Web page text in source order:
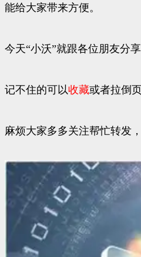
能给大家带来方便。
今天“小沃”就跟各位朋友分
记不住的可以收藏或者拉倒
麻烦大家多多关注帮忙转发